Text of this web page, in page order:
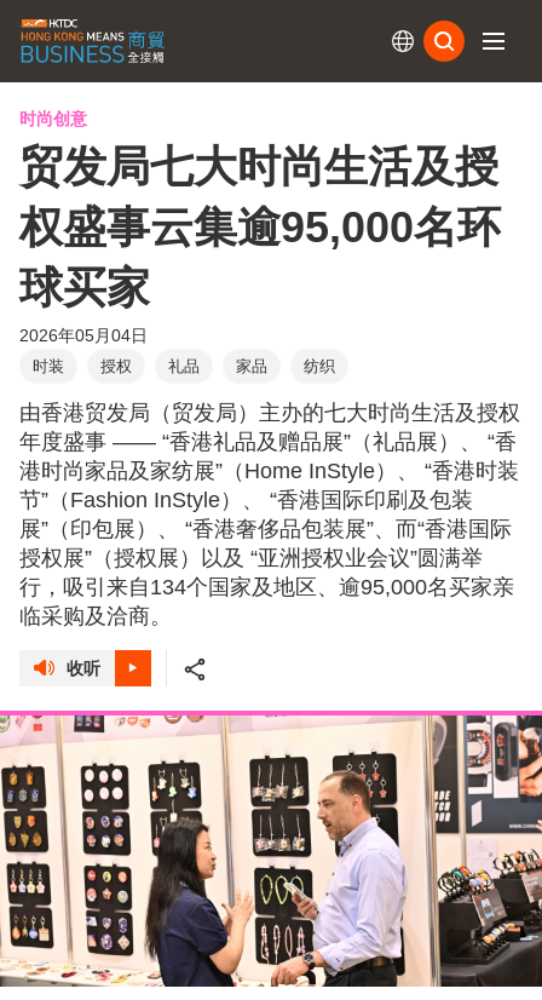
时尚创意
贸发局七大时尚生活及授
权盛事云集逾95,000名环
球买家
2026年05月04日
时装 授权 礼品 家品 纺织
由香港贸发局（贸发局）主办的七大时尚生活及授权
年度盛事 —— “香港礼品及赠品展”（礼品展）、 “香
港时尚家品及家纺展”（Home InStyle）、 “香港时装
节”（Fashion InStyle）、 “香港国际印刷及包装
展”（印包展）、 “香港奢侈品包装展”、而“香港国际
授权展”（授权展）以及 “亚洲授权业会议”圆满举
行，吸引来自134个国家及地区、逾95,000名买家亲
临采购及洽商。
收听